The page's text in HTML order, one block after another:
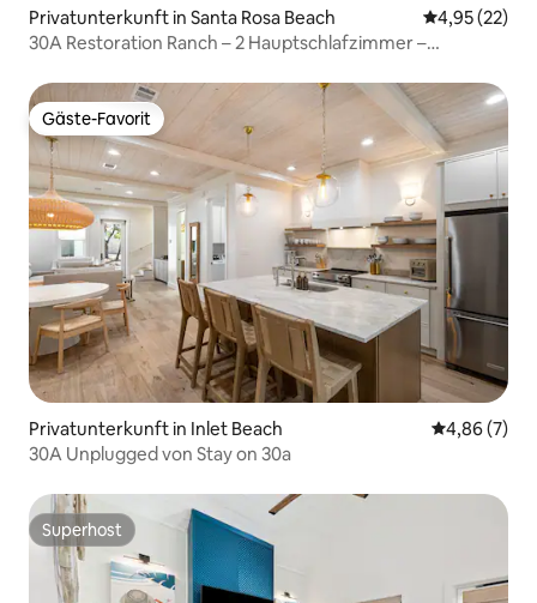
Privatunterkunft in Santa Rosa Beach
4,95 (22)
30A Restoration Ranch – 2 Hauptschlafzimmer –
Gäste-Favorit
Gäste-Favorit
Privatunterkunft in Inlet Beach
4,86 (7)
30A Unplugged von Stay on 30a
Superhost
Superhost